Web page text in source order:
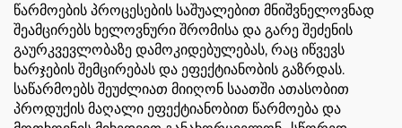
წარმოების პროცესების საშუალებით მნიშვნელოვნად
შეამცირებს ხელოვნური შრომისა და გარე შეძენის
გაურკვევლობაზე დამოკიდებულებას, რაც იწვევს
ხარჯების შემცირებას და ეფექტიანობის გაზრდას.
საწარმოებს შეუძლიათ მიიღონ საათში ათასობით
პროდუქის მაღალი ეფექტიანობით წარმოება და